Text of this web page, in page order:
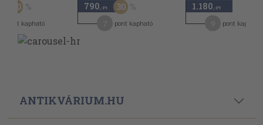
50
pont kapható
790 ,-Ft 30
pont kapható
1.180 ,-Ft
pont kapható
ANTIKVÁRIUM.HU